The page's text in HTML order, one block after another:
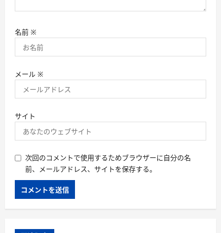
名前 ※
メール ※
サイト
次回のコメントで使用するためブラウザーに自分の名
前、メールアドレス、サイトを保存する。